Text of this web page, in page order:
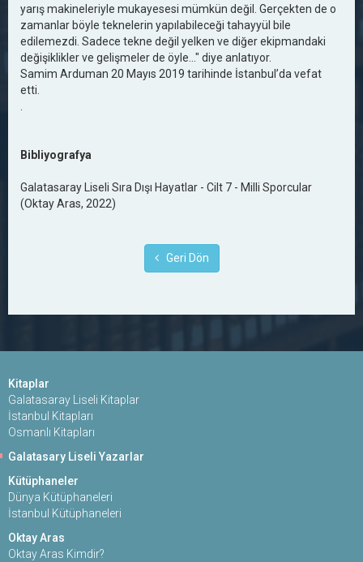
yarış makineleriyle mukayesesi mümkün değil. Gerçekten de o
zamanlar böyle teknelerin yapılabileceği tahayyül bile
edilemezdi. Sadece tekne değil yelken ve diğer ekipmandaki
değişiklikler ve gelişmeler de öyle..." diye anlatıyor.
Samim Arduman 20 Mayıs 2019 tarihinde İstanbul’da vefat
etti.
Bibliyografya
Galatasaray Liseli Sıra Dışı Hayatlar - Cilt 7 - Milli Sporcular
(Oktay Aras, 2022)
Geri Dön
Kitaplar
Galatasaray Liseli Kitaplar
İstanbul Kitapları
Osmanlı Kitapları
Galatasary Liseli Yazarlar
Kütüphaneler
Dünya Kütüphaneleri
İstanbul Kütüphaneleri
Oktay Aras
Oktay Aras Kimdir?